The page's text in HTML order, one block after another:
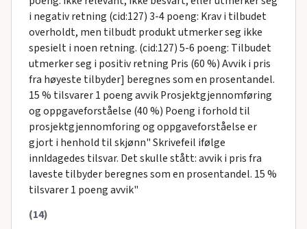
i negativ retning (cid:127) 3-4 poeng: Krav i tilbudet
overholdt, men tilbudt produkt utmerker seg ikke
spesielt i noen retning. (cid:127) 5-6 poeng: Tilbudet
utmerker seg i positiv retning Pris (60 %) Avvik i pris
fra høyeste tilbyder] beregnes som en prosentandel.
15 % tilsvarer 1 poeng avvik Prosjektgjennomføring
og oppgaveforståelse (40 %) Poeng i forhold til
prosjektgjennomforing og oppgaveforståelse er
gjort i henhold til skjønn" Skrivefeil ifølge
innIdagedes tilsvar. Det skulle stått: avvik i pris fra
laveste tilbyder beregnes som en prosentandel. 15 %
tilsvarer 1 poeng avvik"
(14)